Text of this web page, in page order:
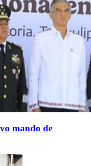
mando de